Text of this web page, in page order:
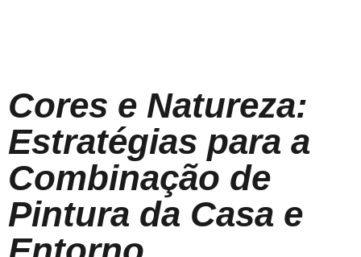
Cores e Natureza:
Estratégias para a
Combinação de
Pintura da Casa e